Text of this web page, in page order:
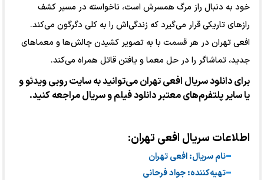
خود به دنبال راز مرگ همسرش است، ناخواسته در مسیر کشف
رازهای تاریکی قرار می‌گیرد که زندگی‌اش را به کلی دگرگون می‌کند.
افعی تهران در هر قسمت با به تصویر کشیدن چالش‌ها و معماهای
جدید، تماشاگر را در حل معما و یافتن قاتل همراه می‌کند.
برای دانلود سریال افعی تهران می‌توانید به سایتروبیویدئوو
یا سایر پلتفرم‌های معتبر دانلود فیلم و سریال مراجعه کنید.
اطلاعات سریال افعی تهران:
نام سریال: افعی تهران
تهیه‌کننده: جواد فرحانی